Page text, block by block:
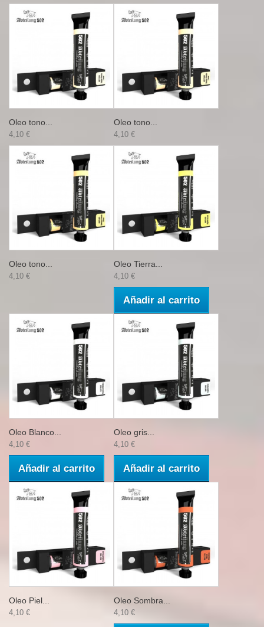
Oleo tono...
4,10 €
Oleo tono...
4,10 €
Oleo tono...
4,10 €
Oleo Tierra...
4,10 €
Añadir al carrito
Oleo Blanco...
4,10 €
Añadir al carrito
Oleo gris...
4,10 €
Añadir al carrito
Oleo Piel...
4,10 €
Oleo Sombra...
4,10 €